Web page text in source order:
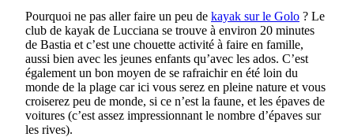
Pourquoi ne pas aller faire un peu de kayak sur le Golo ? Le
club de kayak de Lucciana se trouve à environ 20 minutes
de Bastia et c’est une chouette activité à faire en famille,
aussi bien avec les jeunes enfants qu’avec les ados. C’est
également un bon moyen de se rafraichir en été loin du
monde de la plage car ici vous serez en pleine nature et vous
croiserez peu de monde, si ce n’est la faune, et les épaves de
voitures (c’est assez impressionnant le nombre d’épaves sur
les rives).